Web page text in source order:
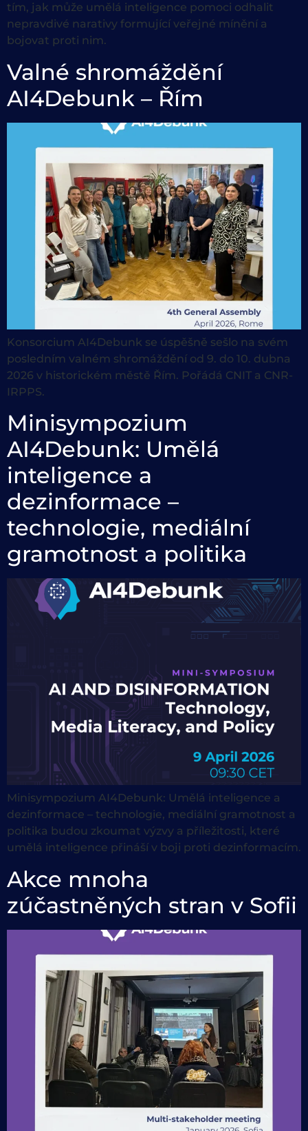
tím, jak může umělá inteligence pomoci odhalit
nepravdivé narativy formující veřejné mínění a
bojovat proti nim.
Valné shromáždění
AI4Debunk – Řím
Konsorcium AI4Debunk se úspěšně sešlo na svém
posledním valném shromáždění od 9. do 10. dubna
2026 v historickém městě Řím. Pořádá CNIT a CNR-
IRPPS.
Minisympozium
AI4Debunk: Umělá
inteligence a
dezinformace –
technologie, mediální
gramotnost a politika
Minisympozium AI4Debunk: Umělá inteligence a
dezinformace – technologie, mediální gramotnost a
politika budou zkoumat výzvy a příležitosti, které
umělá inteligence přináší v boji proti dezinformacím.
Akce mnoha
zúčastněných stran v Sofii